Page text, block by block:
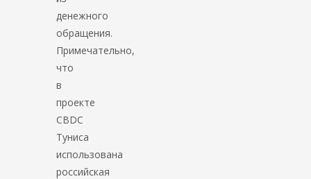
денежного
обращения.
Примечательно,
что
в
проекте
CBDC
Туниса
использована
российская